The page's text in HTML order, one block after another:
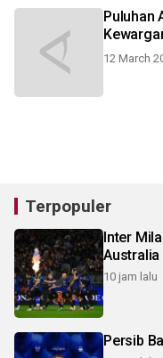
Puluhan
12 March
Terpopuler
Inter
Australia
10 jam lalu
Persib